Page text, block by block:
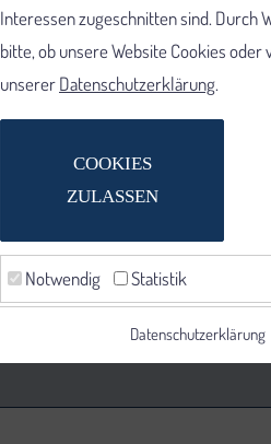
Interessen zugeschnitten sind. Durch
bitte, ob unsere Website Cookies
unsererDatenschutzerklärung.
COOKIES
ZULASSEN
Notwendig Statistik
Datenschutzerklärung